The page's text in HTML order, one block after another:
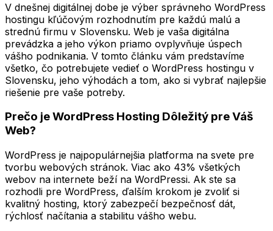
V dnešnej digitálnej dobe je výber správneho WordPress
hostingu kľúčovým rozhodnutím pre každú malú a
strednú firmu v Slovensku. Web je vaša digitálna
prevádzka a jeho výkon priamo ovplyvňuje úspech
vášho podnikania. V tomto článku vám predstavíme
všetko, čo potrebujete vedieť o WordPress hostingu v
Slovensku, jeho výhodách a tom, ako si vybrať najlepšie
riešenie pre vaše potreby.
Prečo je WordPress Hosting Dôležitý pre Váš
Web?
WordPress je najpopulárnejšia platforma na svete pre
tvorbu webových stránok. Viac ako 43% všetkých
webov na internete beží na WordPressi. Ak ste sa
rozhodli pre WordPress, ďalším krokom je zvoliť si
kvalitný hosting, ktorý zabezpečí bezpečnosť dát,
rýchlosť načítania a stabilitu vášho webu.